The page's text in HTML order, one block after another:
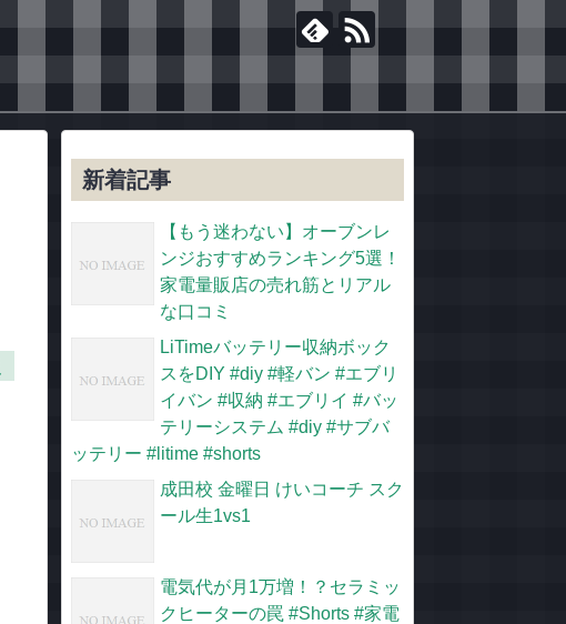
新着記事
【もう迷わない】オーブンレ
ンジおすすめランキング5選！
家電量販店の売れ筋とリアル
な口コミ
LiTimeバッテリー収納ボック
スをDIY #diy #軽バン #エブリ
イバン #収納 #エブリイ #バッ
テリーシステム #diy #サブバ
ッテリー #litime #shorts
成田校 金曜日 けいコーチ スク
ール生1vs1
電気代が月1万増！？セラミッ
クヒーターの罠 #Shorts #家電